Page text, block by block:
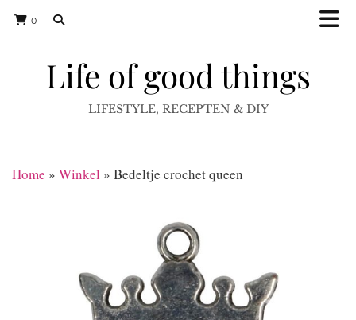
0
Life of good things
LIFESTYLE, RECEPTEN & DIY
Home » Winkel » Bedeltje crochet queen